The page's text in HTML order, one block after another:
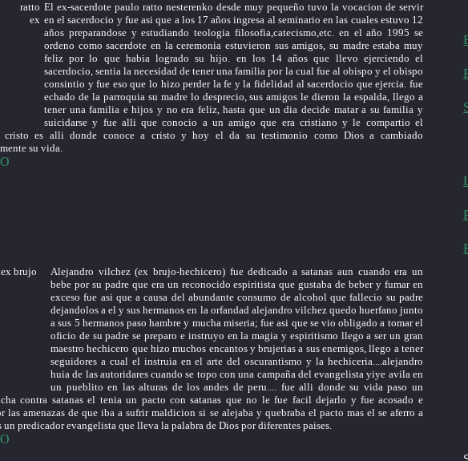
El ex-sacerdote paulo ratto nesterenko desde muy pequeño tuvo la vocacion de servir
en el sacerdocio y fue asi que a los 17 años ingresa al seminario en las cuales estuvo 12
años preparandose y estudiando teologia filosofia,catecismo,etc. en el año 1995 se
ordeno como sacerdote en la ceremonia estuvieron sus amigos, su madre estaba muy
feliz por lo que habia logrado su hijo. en los 14 años que llevo ejerciendo el
sacerdocio, sentia la necesidad de tener una familia por la cual fue al obispo y el obispo
consintio y fue eso que lo hizo perder la fe y la fidelidad al sacerdocio que ejercia. fue
echado de la parroquia su madre lo desprecio, sus amigos le dieron la espalda, llego a
tener una familia e hijos y no era feliz, hasta que un dia decide matar a su familia y
suicidarse y fue alli que conocio a un amigo que era cristiano y le compartio el
cristo es alli donde conoce a cristo y hoy el da su testimonio como Dios a cambiado
su vida.
Alejandro vilchez (ex brujo-hechicero) fue dedicado a satanas aun cuando era un
bebe por su padre que era un reconocido espiritista que gustaba de beber y fumar en
exceso fue asi que a causa del abundante consumo de alcohol que fallecio su padre
dejandolos a el y sus hermanos en la orfandad alejandro vilchez quedo huerfano junto
a sus 5 hermanos paso hambre y mucha miseria; fue asi que se vio obligado a tomar el
oficio de su padre se preparo e instruyo en la magia y espiritismo llego a ser un gran
maestro hechicero que hizo muchos encantos y brujerias a sus enemigos, llego a tener
seguidores a cual el instruia en el arte del oscurantismo y la hechiceria....alejandro
huia de las autoridares cuando se topo con una campaña del evangelista yiye avila en
un pueblito en las alturas de los andes de peru.... fue alli donde su vida paso un
contra satanas el tenia un pacto con satanas que no le fue facil dejarlo y fue acosado e
las amenazas de que iba a sufrir maldicion si se alejaba y quebraba el pacto mas el se aferro a
un predicador evangelista que lleva la palabra de Dios por diferentes paises.